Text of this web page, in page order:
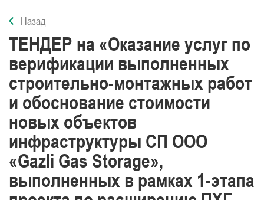
Назад
ТЕНДЕР на «Оказание услуг по
верификации выполненных
строительно-монтажных работ
и обоснование стоимости
новых объектов
инфраструктуры СП ООО
«Gazli Gas Storage»,
выполненных в рамках 1-этапа